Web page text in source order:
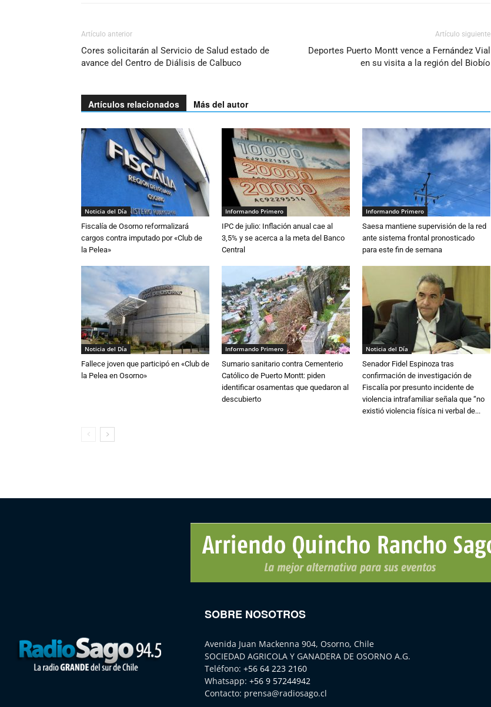
Artículo anterior
Cores solicitarán al Servicio de Salud estado de
avance del Centro de Diálisis de Calbuco
Artículo siguiente
Deportes Puerto Montt vence a Fernández Vial
en su visita a la región del Biobío
Artículos relacionados Más del autor
Noticia del Día
Fiscalía de Osorno reformalizará
cargos contra imputado por «Club de
la Pelea»
Informando Primero
IPC de julio: Inflación anual cae al
3,5% y se acerca a la meta del Banco
Central
Informando Primero
Saesa mantiene supervisión de la red
ante sistema frontal pronosticado
para este fin de semana
Noticia del Día
Fallece joven que participó en «Club de
la Pelea en Osorno»
Informando Primero
Sumario sanitario contra Cementerio
Católico de Puerto Montt: piden
identificar osamentas que quedaron al
descubierto
Noticia del Día
Senador Fidel Espinoza tras
confirmación de investigación de
Fiscalía por presunto incidente de
violencia intrafamiliar señala que “no
existió violencia física ni verbal de...
SOBRE NOSOTROS
Avenida Juan Mackenna 904, Osorno, Chile
SOCIEDAD AGRICOLA Y GANADERA DE OSORNO A.G.
Teléfono: +56 64 223 2160
Whatsapp: +56 9 57244942
Contacto: prensa@radiosago.cl